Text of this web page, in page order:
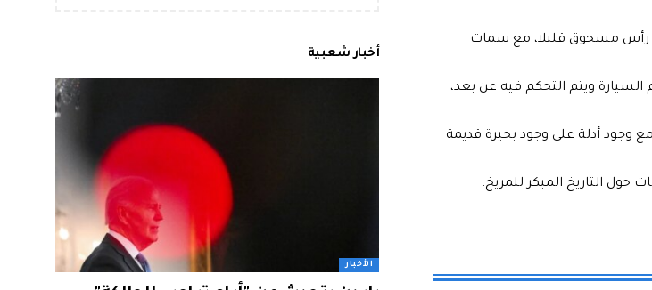
رأس مسحوق قليلا، مع سمات
ويتم التحكم فيه عن بعد،
“تتدفق بالمياه منذ حوالي 3.7 مليار سنة، مع وجود أدلة على وجود بحيرة قديمة
التاريخ المبكر للمريخ.
أخبار شعبية
الأخبار